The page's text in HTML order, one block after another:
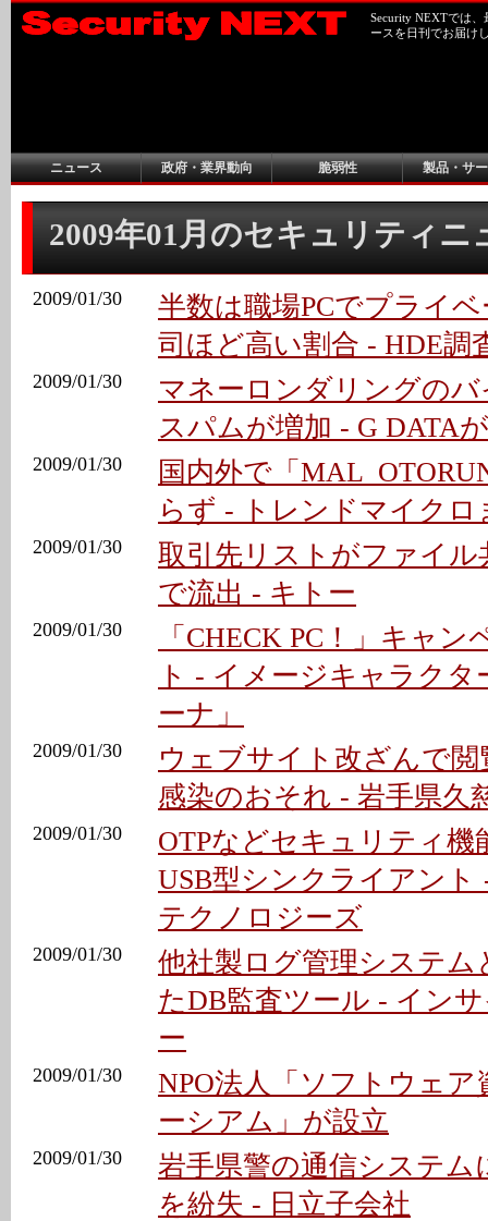
Security NEXTでは
ースを日刊でお届け
ニュース 政府・業界動向 脆弱性 製品・サ
2009年01月のセキュリティニ
2009/01/30
半数は職場PCでプライ
司ほど高い割合 - HDE調
2009/01/30
マネーロンダリングの
スパムが増加 - G DATA
2009/01/30
国内外で「
らず - トレンドマイクロ
2009/01/30
取引先リストがファイル
で流出 - キトー
2009/01/30
「CHECK PC！」キャ
ト - イメージキャラク
ーナ」
2009/01/30
ウェブサイト改ざんで
感染のおそれ - 岩手県久
2009/01/30
OTPなどセキュリティ機
USB型シンクライアント
テクノロジーズ
2009/01/30
他社製ログ管理システム
たDB監査ツール - イン
ー
2009/01/30
NPO法人「ソフトウェア
ーシアム」が設立
2009/01/30
岩手県警の通信システム
を紛失 - 日立子会社